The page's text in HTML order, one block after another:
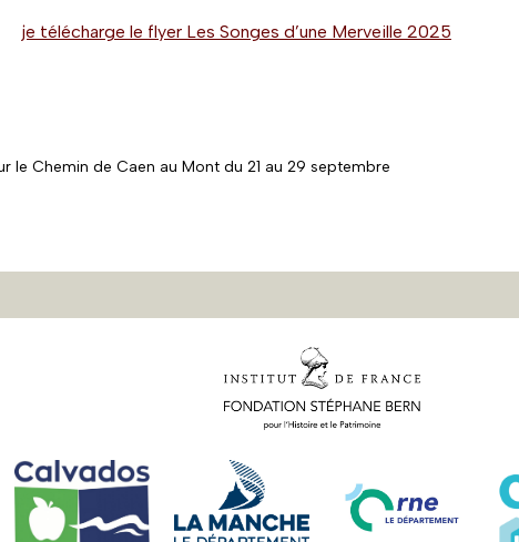
je télécharge le flyer Les Songes d’une Merveille 2025
le Chemin de Caen au Mont du 21 au 29 septembre